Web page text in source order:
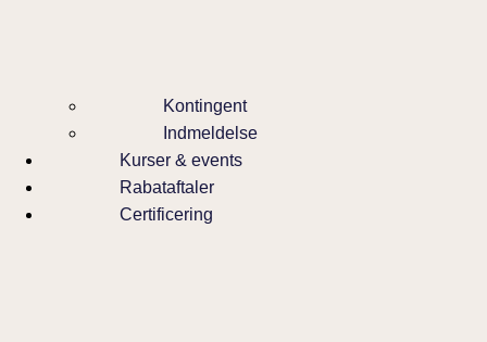
Kontingent
Indmeldelse
Kurser & events
Rabataftaler
Certificering